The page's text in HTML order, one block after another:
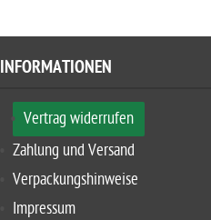
INFORMATIONEN
Vertrag widerrufen
Zahlung und Versand
Verpackungshinweise
Impressum